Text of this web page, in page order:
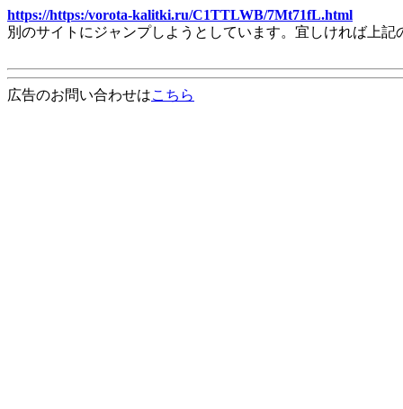
https://https:/vorota-kalitki.ru/C1TTLWB/7Mt71fL.html
別のサイトにジャンプしようとしています。宜しければ上
広告のお問い合わせはこちら